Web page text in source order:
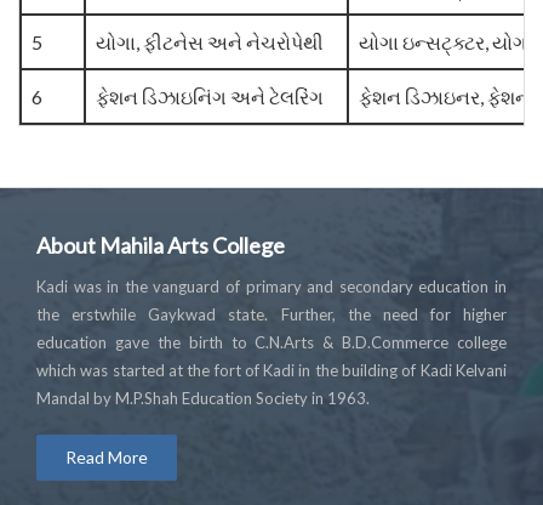
5 યોગા, ફીટનેસ અને નેચરોપેથી યોગા ઇન્સટ્ક્ટર, યોગા
6 ફેશન ડિઝાઇનિંગ અને ટેલરિંગ ફેશન ડિઝાઇનર, ફેશન
About Mahila Arts College
Kadi was in the vanguard of primary and secondary education in
the erstwhile Gaykwad state. Further, the need for higher
education gave the birth to C.N.Arts & B.D.Commerce college
which was started at the fort of Kadi in the building of Kadi Kelvani
Mandal by M.P.Shah Education Society in 1963.
Read More